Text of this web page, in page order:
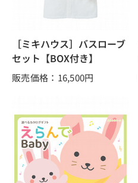
［ミキハウス］バスローブ
セット【BOX付き】
販売価格：16,500円